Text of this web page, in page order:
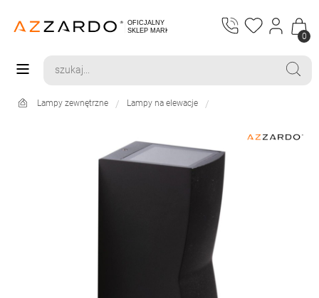
0
Lampy zewnętrzne Lampy na elewacje